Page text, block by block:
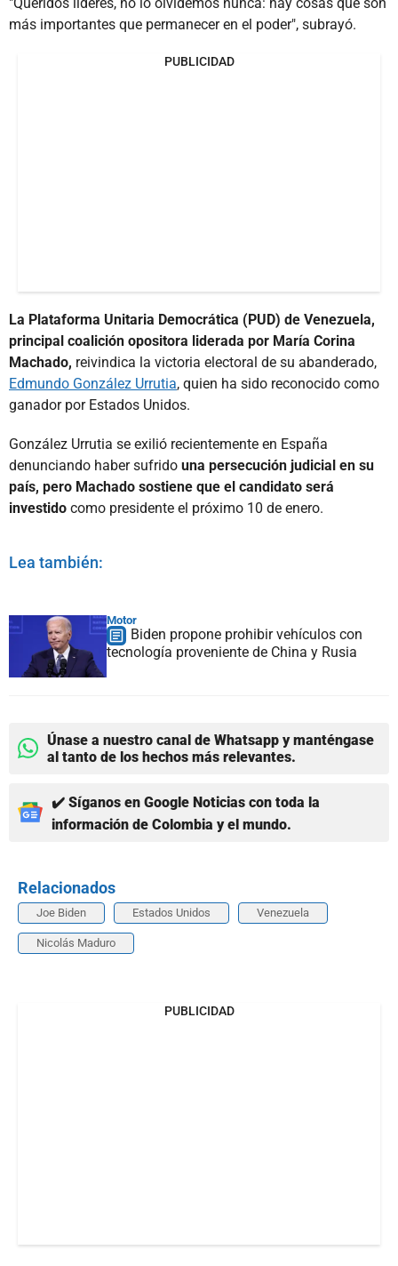
más importantes que permanecer en el poder", subrayó.
PUBLICIDAD
La Plataforma Unitaria Democrática (PUD) de Venezuela,
principal coalición opositora liderada por María Corina
Machado, reivindica la victoria electoral de su abanderado,
Edmundo González Urrutia, quien ha sido reconocido como
ganador por Estados Unidos.
González Urrutia se exilió recientemente en España
denunciando haber sufrido una persecución judicial en su
país, pero Machado sostiene que el candidato será
investido como presidente el próximo 10 de enero.
Lea también:
Motor
Biden propone prohibir vehículos con
tecnología proveniente de China y Rusia
Únase a nuestro canal de Whatsapp y manténgase
al tanto de los hechos más relevantes.
✔️ Síganos en Google Noticias con toda la
información de Colombia y el mundo.
Relacionados
Joe Biden Estados Unidos Venezuela
Nicolás Maduro
PUBLICIDAD